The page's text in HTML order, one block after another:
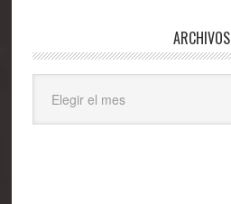
ARCHIVOS